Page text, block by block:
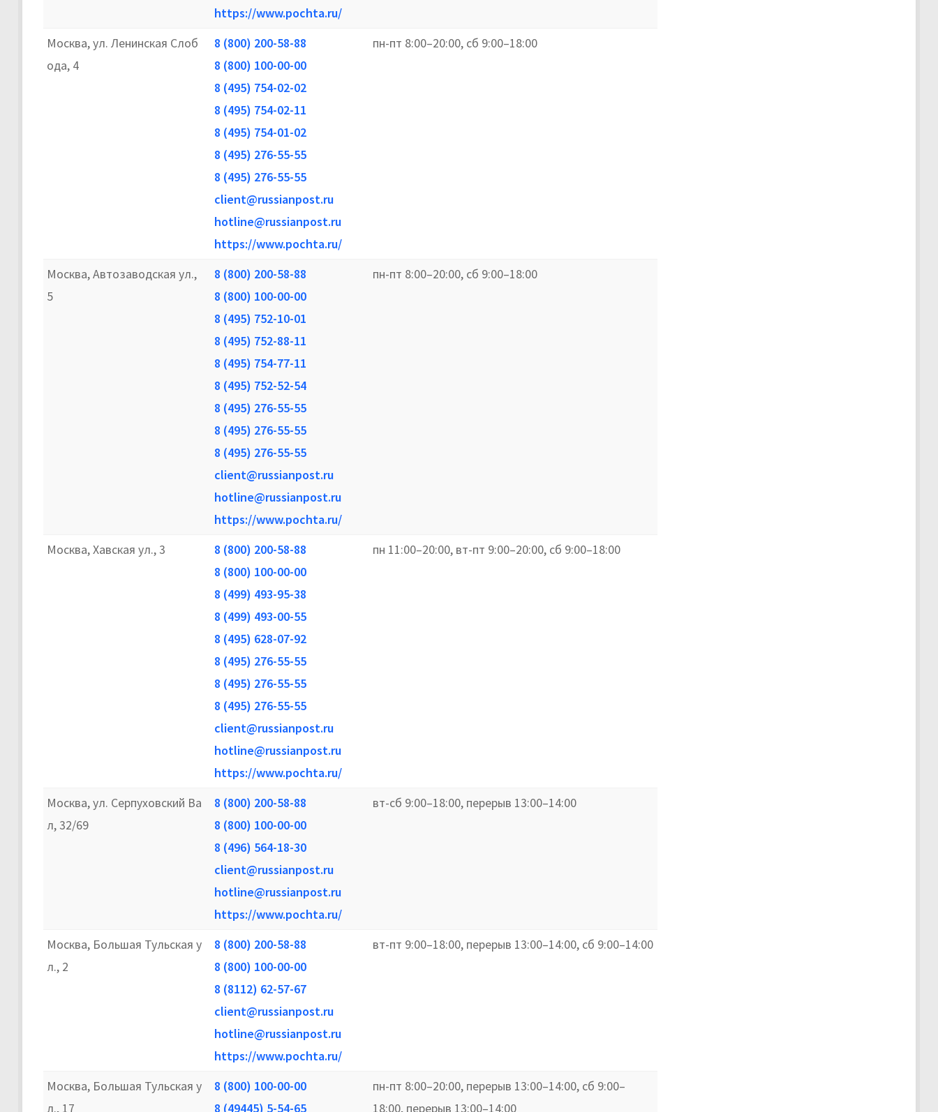
https://www.pochta.ru/
Москва, ул. Ленинская Слоб
ода, 4
8 (800) 200-58-88
8 (800) 100-00-00
8 (495) 754-02-02
8 (495) 754-02-11
8 (495) 754-01-02
8 (495) 276-55-55
8 (495) 276-55-55
client@russianpost.ru
hotline@russianpost.ru
https://www.pochta.ru/
пн-пт 8:00–20:00, сб 9:00–18:00
Москва, Автозаводская ул.,
5
8 (800) 200-58-88
8 (800) 100-00-00
8 (495) 752-10-01
8 (495) 752-88-11
8 (495) 754-77-11
8 (495) 752-52-54
8 (495) 276-55-55
8 (495) 276-55-55
8 (495) 276-55-55
client@russianpost.ru
hotline@russianpost.ru
https://www.pochta.ru/
пн-пт 8:00–20:00, сб 9:00–18:00
Москва, Хавская ул., 3
8 (800) 200-58-88
8 (800) 100-00-00
8 (499) 493-95-38
8 (499) 493-00-55
8 (495) 628-07-92
8 (495) 276-55-55
8 (495) 276-55-55
8 (495) 276-55-55
client@russianpost.ru
hotline@russianpost.ru
https://www.pochta.ru/
пн 11:00–20:00, вт-пт 9:00–20:00, сб 9:00–18:00
Москва, ул. Серпуховский Ва
л, 32/69
8 (800) 200-58-88
8 (800) 100-00-00
8 (496) 564-18-30
client@russianpost.ru
hotline@russianpost.ru
https://www.pochta.ru/
вт-сб 9:00–18:00, перерыв 13:00–14:00
Москва, Большая Тульская у
л., 2
8 (800) 200-58-88
8 (800) 100-00-00
8 (8112) 62-57-67
client@russianpost.ru
hotline@russianpost.ru
https://www.pochta.ru/
вт-пт 9:00–18:00, перерыв 13:00–14:00, сб 9:00–14:00
Москва, Большая Тульская у
л., 17
8 (800) 100-00-00
8 (49445) 5-54-65
пн-пт 8:00–20:00, перерыв 13:00–14:00, сб 9:00–
18:00, перерыв 13:00–14:00